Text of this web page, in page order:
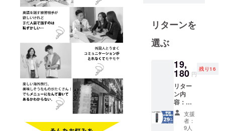
日本の皆様
にも是非体
験していた
ロジェクト
を立ち上げ
ました。
最新のテク
ノロジー
で、皆さん
リターンを
選ぶ
19,
180 円
残り16
リター
ン内
容：
ChatGP
T搭載翻
訳ペン
支援
者：
9人